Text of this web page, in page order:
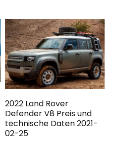
2022 Land Rover
Defender V8 Preis und
technische Daten 2021-
02-25